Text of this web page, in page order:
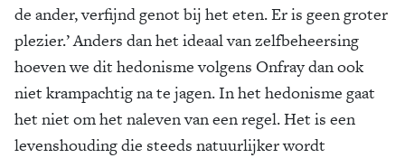
de ander, verfijnd genot bij het eten. Er is geen groter
plezier.’ Anders dan het ideaal van zelfbeheersing
hoeven we dit hedonisme volgens Onfray dan ook
niet krampachtig na te jagen. In het hedonisme gaat
het niet om het naleven van een regel. Het is een
levenshouding die steeds natuurlijker wordt